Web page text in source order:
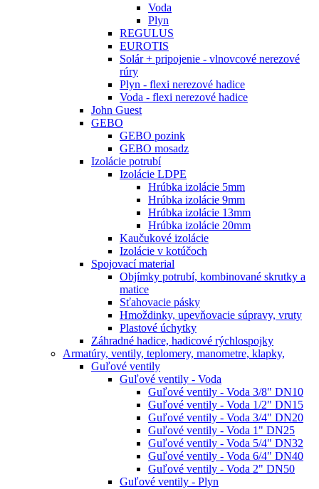
Voda
Plyn
REGULUS
EUROTIS
Solár + pripojenie - vlnovcové nerezové
rúry
Plyn - flexi nerezové hadice
Voda - flexi nerezové hadice
John Guest
GEBO
GEBO pozink
GEBO mosadz
Izolácie potrubí
Izolácie LDPE
Hrúbka izolácie 5mm
Hrúbka izolácie 9mm
Hrúbka izolácie 13mm
Hrúbka izolácie 20mm
Kaučukové izolácie
Izolácie v kotúčoch
Spojovací material
Objímky potrubí, kombinované skrutky a
matice
Sťahovacie pásky
Hmoždinky, upevňovacie súpravy, vruty
Plastové úchytky
Záhradné hadice, hadicové rýchlospojky
Armatúry, ventily, teplomery, manometre, klapky,
Guľové ventily
Guľové ventily - Voda
Guľové ventily - Voda 3/8" DN10
Guľové ventily - Voda 1/2" DN15
Guľové ventily - Voda 3/4" DN20
Guľové ventily - Voda 1" DN25
Guľové ventily - Voda 5/4" DN32
Guľové ventily - Voda 6/4" DN40
Guľové ventily - Voda 2" DN50
Guľové ventily - Plyn